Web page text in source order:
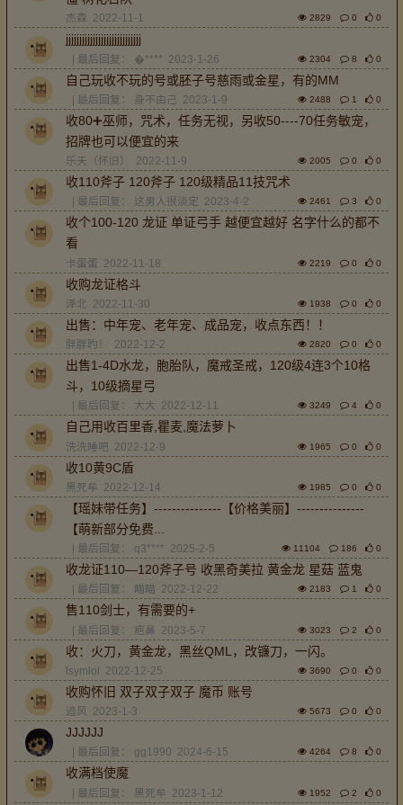
杰森 2022-11-1 2829 0 0
jjjjjjjjjjjjjjjjjjjjjjjjjjjj
| 最后回复： �**** 2023-1-26 2304 8 0
自己玩收不玩的号或胚子号慈雨或金星，有的MM
| 最后回复： 身不由己 2023-1-9 2488 1 0
收80➕巫师，咒术，任务无视，另收50----70任务敏宠，
招牌也可以便宜的来
乐天（怀旧） 2022-11-9 2005 0 0
收110斧子 120斧子 120级精品11技咒术
| 最后回复： 这男人很淡定 2023-4-2 2461 3 0
收个100-120 龙证 单证弓手 越便宜越好 名字什么的都不
看
卡蛋蛋 2022-11-18 2219 0 0
收购龙证格斗
泽北 2022-11-30 1938 0 0
出售：中年宠、老年宠、成品宠，收点东西！！
胖胖旳！ 2022-12-2 2820 0 0
出售1-4D水龙，胞胎队，魔戒圣戒，120级4连3个10格
斗，10级摘星弓
| 最后回复： 大大 2022-12-11 3249 4 0
自己用收百里香,瞿麦,魔法萝卜
洗洗睡吧 2022-12-9 1965 0 0
收10黄9C盾
黑死牟 2022-12-14 1985 0 0
【瑶妹带任务】---------------【价格美丽】---------------
【萌新部分免费...
| 最后回复： q3**** 2025-2-5 11104 186 0
收龙证110—120斧子号 收黑奇美拉 黄金龙 星菇 蓝鬼
| 最后回复： 瞄瞄 2022-12-22 2183 1 0
售110剑士，有需要的+
| 最后回复： 疤鼻 2023-5-7 3023 2 0
收：火刀，黄金龙，黑丝QML，改镰刀，一闪。
lsymlol 2022-12-25 3690 0 0
收购怀旧 双子双子双子 魔币 账号
追风 2023-1-3 5673 0 0
JJJJJJ
| 最后回复： gg1990 2024-6-15 4264 8 0
收满档使魔
| 最后回复： 黑死牟 2023-1-12 1952 2 0